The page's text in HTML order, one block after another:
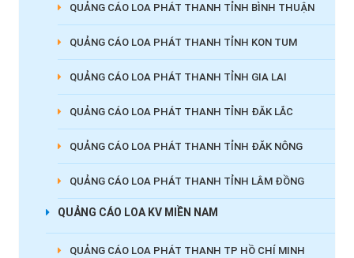
QUẢNG CÁO LOA PHÁT THANH TỈNH BÌNH THUẬN
QUẢNG CÁO LOA PHÁT THANH TỈNH KON TUM
QUẢNG CÁO LOA PHÁT THANH TỈNH GIA LAI
QUẢNG CÁO LOA PHÁT THANH TỈNH ĐĂK LẮC
QUẢNG CÁO LOA PHÁT THANH TỈNH ĐĂK NÔNG
QUẢNG CÁO LOA PHÁT THANH TỈNH LÂM ĐỒNG
QUẢNG CÁO LOA KV MIỀN NAM
QUẢNG CÁO LOA PHÁT THANH TP HỒ CHÍ MINH